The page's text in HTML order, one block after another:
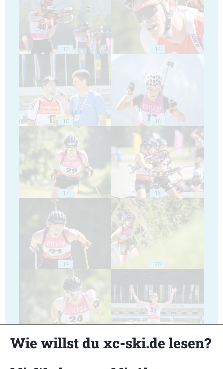
13 14
15 16
17 18
19 20
21 22
Wie willst du xc-ski.de lesen?